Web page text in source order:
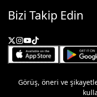
Bizi Takip Edin
Görüş, öneri ve